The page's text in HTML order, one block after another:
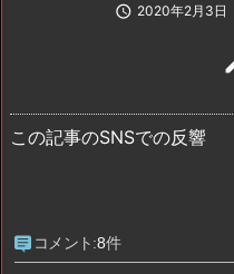
 2020年2月3日
この記事のSNSでの反響